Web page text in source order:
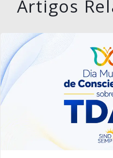
Artigos